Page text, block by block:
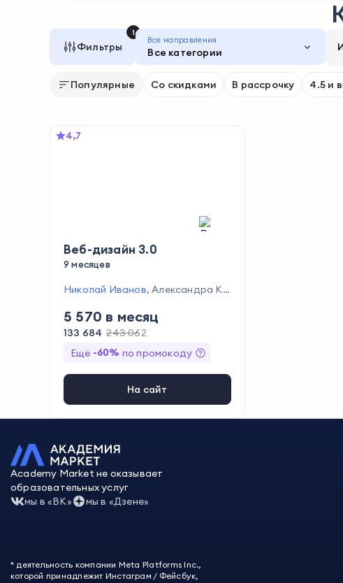
Фильтры
1
Все направления
Все категории
Популярные Со скидками В рассрочку 4.5 и
4,7
Веб-дизайн 3.0
9 месяцев
Николай Иванов,Александра Ко
п Соломин ,Сергей Дарбаидзе
ихаил Никипелов
Никита Белл
ер,Сергей Дюжев
5 570 в месяц
133 684 243 062
Ещё -60% по промокоду
На сайт
Academy Market не оказывает
образовательных услуг
мы в «ВК»
мы в «Дзене»
* деятельность компании Meta Platforms Inc.,
которой принадлежит Инстаграм / Фейсбук,